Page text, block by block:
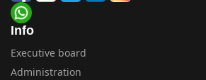
Info
Executive board
Administration